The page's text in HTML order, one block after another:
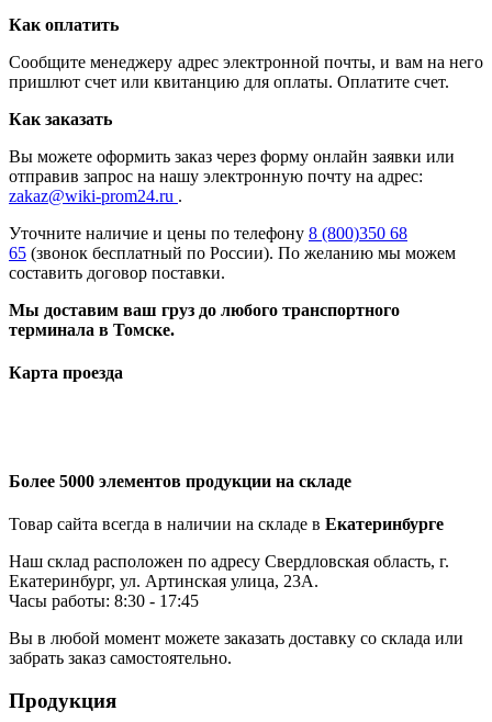
Как оплатить
Сообщите менеджеру адрес электронной почты, и вам на него
пришлют счет или квитанцию для оплаты. Оплатите счет.
Как заказать
Вы можете оформить заказ через форму онлайн заявки или
отправив запрос на нашу электронную почту на адрес:
zakaz@wiki-prom24.ru .
Уточните наличие и цены по телефону 8 (800)350 68
65 (звонок бесплатный по России). По желанию мы можем
составить договор поставки.
Мы доставим ваш груз до любого транспортного
терминала в Томске.
Карта проезда
Более 5000 элементов продукции на складе
Товар сайта всегда в наличии на складе в Екатеринбурге
Наш склад расположен по адресу Свердловская область, г.
Екатеринбург, ул. Артинская улица, 23А.
Часы работы: 8:30 - 17:45
Вы в любой момент можете заказать доставку со склада или
забрать заказ самостоятельно.
Продукция